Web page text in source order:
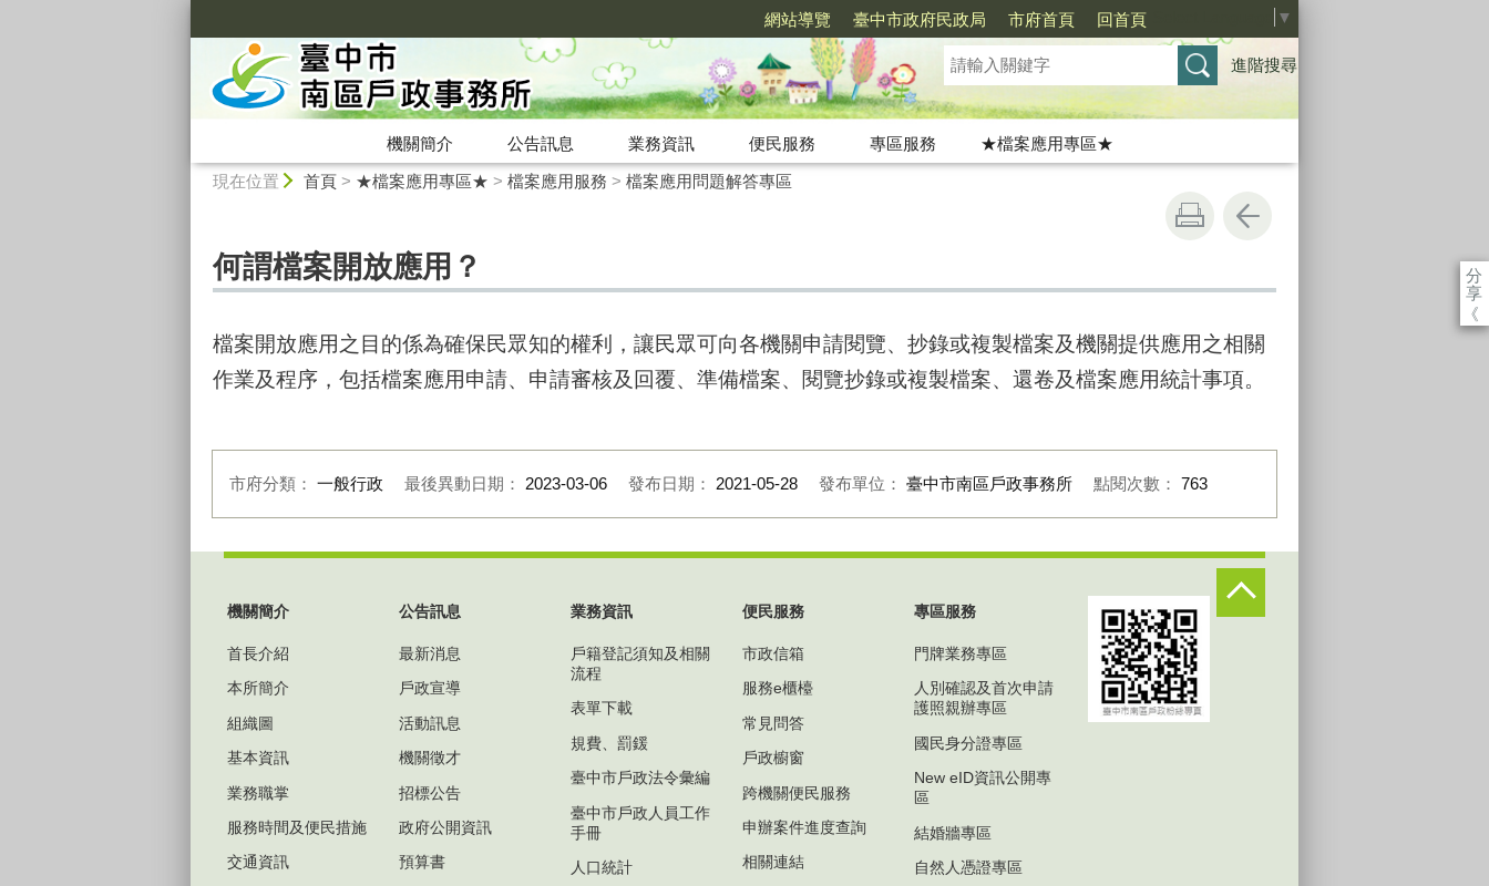
網站導覽 臺中市政府民政局 市府首頁 回首頁 ▼
進階搜尋
機關簡介 公告訊息 業務資訊 便民服務 專區服務
★檔案應用專區★
現在位置 首頁> ★檔案應用專區★ > 檔案應用服務 > 檔案應用問題解答專區
分
享
《
何謂檔案開放應用？
檔案開放應用之目的係為確保民眾知的權利，讓民眾可向各機關申請閱覽、抄錄或複製檔案及機關提供應用之相關
作業及程序，包括檔案應用申請、申請審核及回覆、準備檔案、閱覽抄錄或複製檔案、還卷及檔案應用統計事項。
市府分類： 一般行政 最後異動日期： 2023-03-06 發布日期： 2021-05-28 發布單位： 臺中市南區戶政事務所 點閱次數： 763
機關簡介
首長介紹
本所簡介
組織圖
基本資訊
業務職掌
服務時間及便民措施
交通資訊
公告訊息
最新消息
戶政宣導
活動訊息
機關徵才
招標公告
政府公開資訊
預算書
業務資訊
戶籍登記須知及相關
流程
表單下載
規費、罰鍰
臺中市戶政法令彙編
臺中市戶政人員工作
手冊
人口統計
便民服務
市政信箱
服務e櫃檯
常見問答
戶政櫥窗
跨機關便民服務
申辦案件進度查詢
相關連結
專區服務
門牌業務專區
人別確認及首次申請
護照親辦專區
國民身分證專區
New eID資訊公開專
區
結婚牆專區
自然人憑證專區